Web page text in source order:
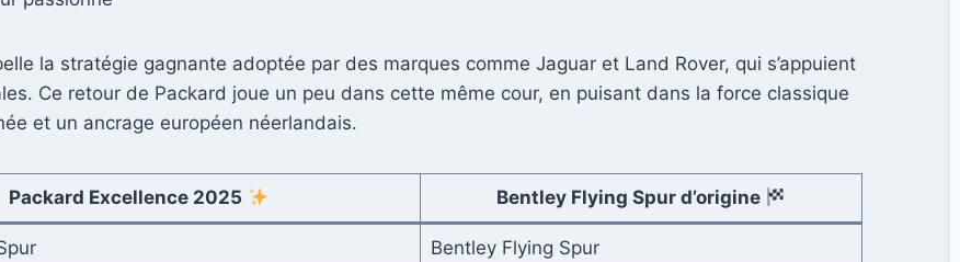
la stratégie gagnante adoptée par des marques comme Jaguar et Land Rover, qui s’appuient
Ce retour de Packard joue un peu dans cette même cour, en puisant dans la force classique
et un ancrage européen néerlandais.
Packard Excellence 2025 Bentley Flying Spur d’origine
Bentley Flying Spur